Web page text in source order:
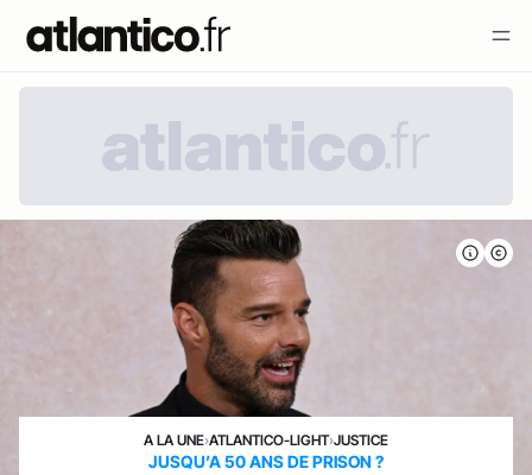
A LA UNE›ATLANTICO-LIGHT›JUSTICE
JUSQU’A 50 ANS DE PRISON ?